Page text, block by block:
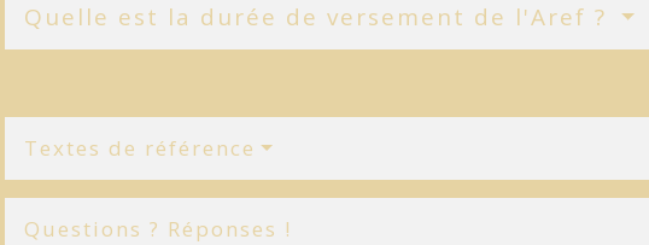
Quelle est la durée de versement de l'Aref ?
Textes de référence
Questions ? Réponses !